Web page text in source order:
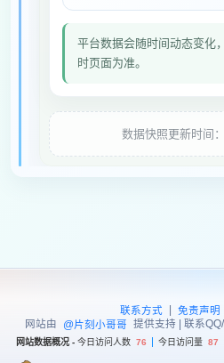
平台数据会随时间动态变化
时页面为准。
数据快照更新时间
联系方式 | 免责声明
网站由
@片刻小哥哥 提供支持 | 联系
网站数据概况 - 今日访问人数 76 今日访问量 87